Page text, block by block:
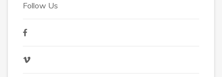
Follow Us